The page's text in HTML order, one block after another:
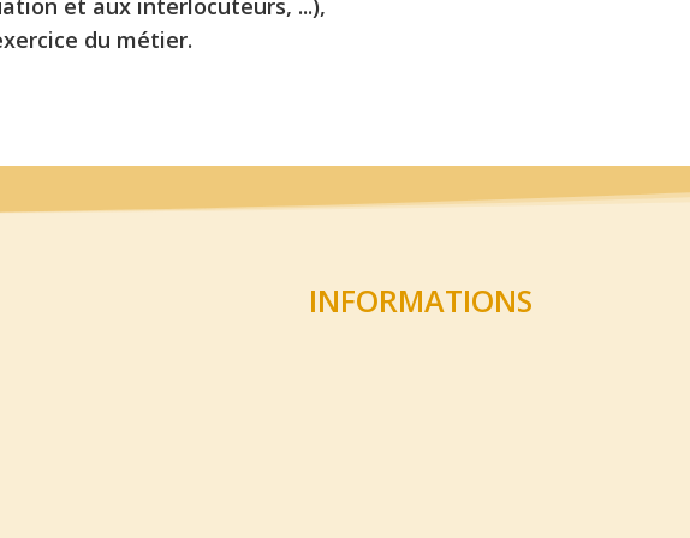
et aux interlocuteurs, ...),
du métier.
INFORMATIONS